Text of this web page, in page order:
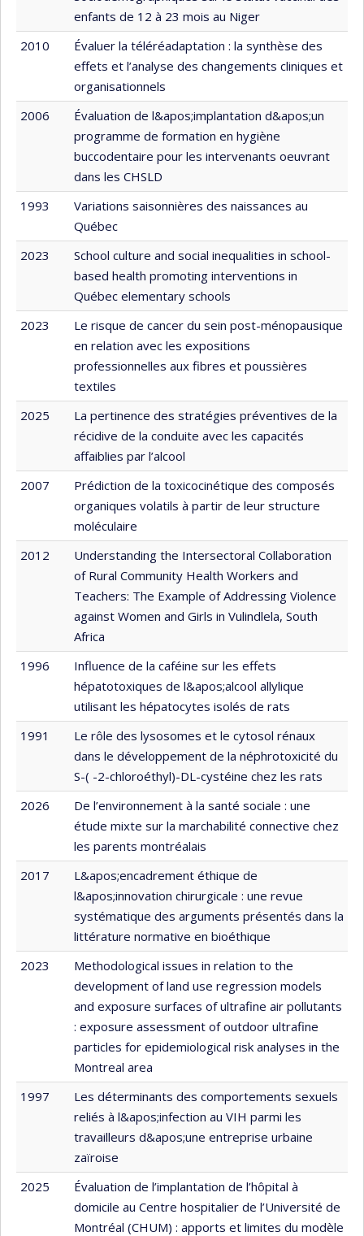
enfants de 12 à 23 mois au Niger
2010
Évaluer la téléréadaptation : la synthèse des
effets et l’analyse des changements cliniques et
organisationnels
2006
Évaluation de l&apos;implantation d&apos;un
programme de formation en hygiène
buccodentaire pour les intervenants oeuvrant
dans les CHSLD
1993
Variations saisonnières des naissances au
Québec
2023
School culture and social inequalities in school-
based health promoting interventions in
Québec elementary schools
2023
Le risque de cancer du sein post-ménopausique
en relation avec les expositions
professionnelles aux fibres et poussières
textiles
2025
La pertinence des stratégies préventives de la
récidive de la conduite avec les capacités
affaiblies par l’alcool
2007
Prédiction de la toxicocinétique des composés
organiques volatils à partir de leur structure
moléculaire
2012
Understanding the Intersectoral Collaboration
of Rural Community Health Workers and
Teachers: The Example of Addressing Violence
against Women and Girls in Vulindlela, South
Africa
1996
Influence de la caféine sur les effets
hépatotoxiques de l&apos;alcool allylique
utilisant les hépatocytes isolés de rats
1991
Le rôle des lysosomes et le cytosol rénaux
dans le développement de la néphrotoxicité du
S-( -2-chloroéthyl)-DL-cystéine chez les rats
2026
De l’environnement à la santé sociale : une
étude mixte sur la marchabilité connective chez
les parents montréalais
2017
L&apos;encadrement éthique de
l&apos;innovation chirurgicale : une revue
systématique des arguments présentés dans la
littérature normative en bioéthique
2023
Methodological issues in relation to the
development of land use regression models
and exposure surfaces of ultrafine air pollutants
: exposure assessment of outdoor ultrafine
particles for epidemiological risk analyses in the
Montreal area
1997
Les déterminants des comportements sexuels
reliés à l&apos;infection au VIH parmi les
travailleurs d&apos;une entreprise urbaine
zaïroise
2025
Évaluation de l’implantation de l’hôpital à
domicile au Centre hospitalier de l’Université de
Montréal (CHUM) : apports et limites du modèle